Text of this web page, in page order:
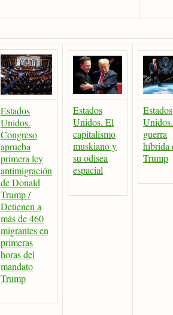
Estados
Unidos.
Congreso
aprueba
primera ley
antimigración
de Donald
Trump /
Detienen a
más de 460
migrantes en
primeras
horas del
mandato
Trump
Estados
Unidos. El
capitalismo
muskiano y
su odisea
espacial
Estados
guerra
híbrida
Trump